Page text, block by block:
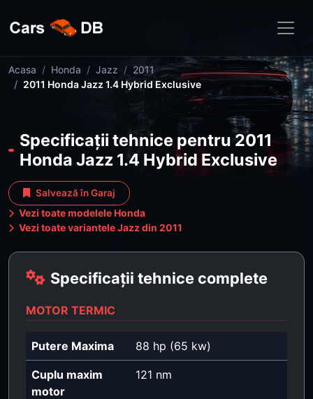
Acasa Honda Jazz
2011
2011 Honda Jazz 1.4 Hybrid Exclusive
Specificații tehnice pentru 2011
Honda Jazz 1.4 Hybrid Exclusive
Salvează în Garaj
Vezi toate modelele Honda
Vezi toate variantele Jazz din 2011
Specificații tehnice complete
MOTOR TERMIC
Putere Maxima 88 hp (65 kw)
Cuplu maxim
motor
121 nm